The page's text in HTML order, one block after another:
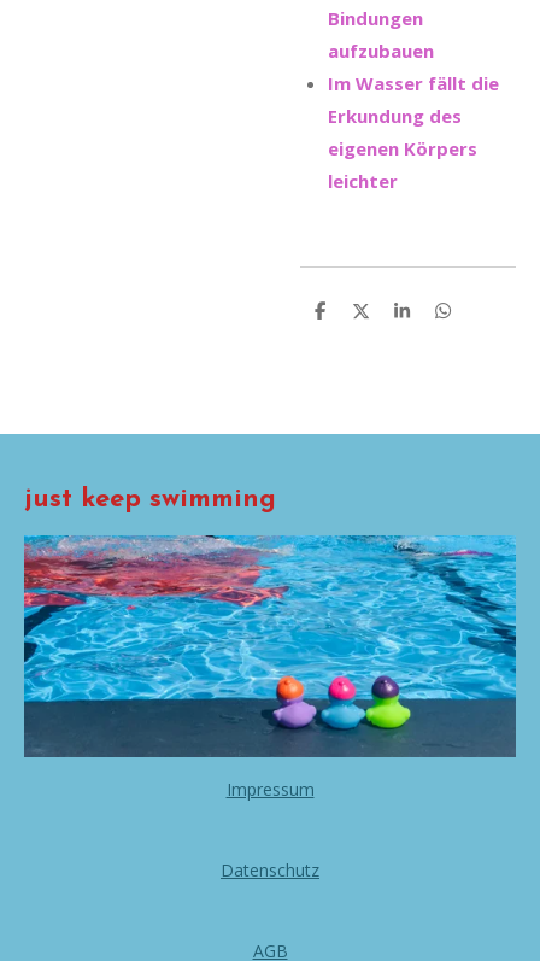
Bindungen
aufzubauen
Im Wasser fällt die
Erkundung des
eigenen Körpers
leichter
T
T
T
T
just keep swimming
Impressum
Datenschutz
AGB